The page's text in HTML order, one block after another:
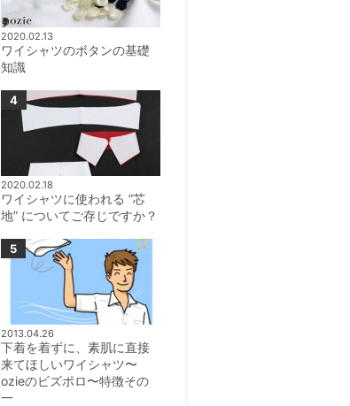
2020.02.13
ワイシャツのボタンの基礎
知識
2020.02.18
ワイシャツに使われる ”芯
地” についてご存じですか？
2013.04.26
下着を着ずに、素肌に直接
来てほしいワイシャツ〜
ozieのビズポロ〜特徴その
一